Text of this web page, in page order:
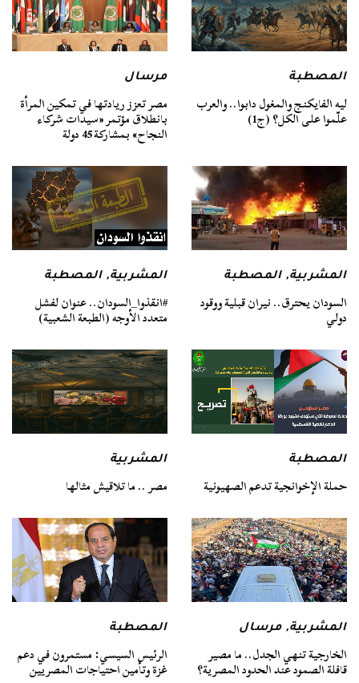
المصطبة
ليه الفايكنج والمغول دابوا.. والعرب
علّموا على الكل؟ (ج1)
مرسال
مصر تعزز ريادتها في تمكين المرأة
بانطلاق مؤتمر «سيدات شركاء
النجاح» بمشاركة 45 دولة
المشربية,المصطبة
السودان يحترق.. نيران قبلية ووقود
دولي
المشربية,المصطبة
#انقذوا_السودان.. عنوان لفشل
متعدد الأوجه (الطبعة الشعبية)
المصطبة
حملة الإخوانجية تدعم الصهيونية
المشربية
مصر .. ما تلاقيش مثالها
المشربية,مرسال
الخارجية تنهي الجدل.. ما مصير
قافلة الصمود عند الحدود المصرية؟
المصطبة
الرئيس السيسي: مستمرون في دعم
غزة وتأمين احتياجات المصريين